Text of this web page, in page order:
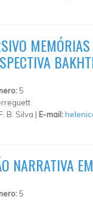
5
B. Silva | E-mail:
NARRATIVA
5